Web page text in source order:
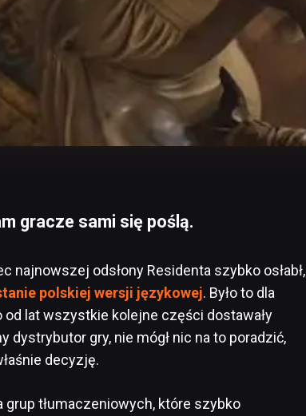
gracze sami się poślą.
najnowszej odsłony Residenta szybko osłabł,
polskiej wersji językowej. Było to dla
lat wszystkie kolejne części dostawały
dystrybutor gry, nie mógł nic na to poradzić,
decyzję.
grup tłumaczeniowych, które szybko